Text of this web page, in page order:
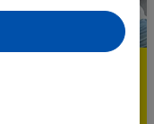
IAB TCF
Werbung
werden